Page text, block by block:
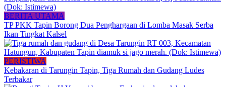
BERITA UTAMA
TP PKK Tapin Borong Dua Penghargaan di Lomba Masak Serba
Ikan Tingkat Kalsel
PERISTIWA
Kebakaran di Tarungin Tapin, Tiga Rumah dan Gudang Ludes
Terbakar